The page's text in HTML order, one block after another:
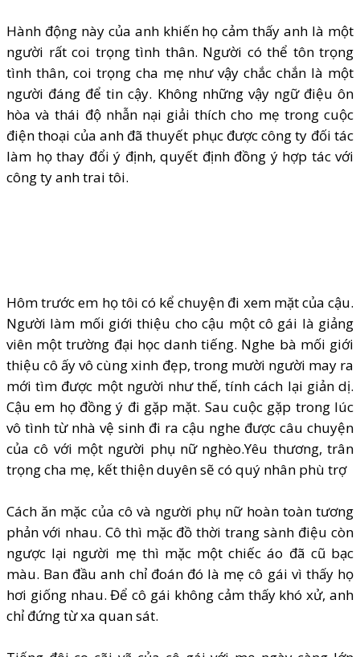
Hành động này của anh khiến họ cảm thấy anh là một
người rất coi trọng tình thân. Người có thể tôn trọng
tình thân, coi trọng cha mẹ như vậy chắc chắn là một
người đáng để tin cậy. Không những vậy ngữ điệu ôn
hòa và thái độ nhẫn nại giải thích cho mẹ trong cuộc
điện thoại của anh đã thuyết phục được công ty đối tác
làm họ thay đổi ý định, quyết định đồng ý hợp tác với
công ty anh trai tôi.
Hôm trước em họ tôi có kể chuyện đi xem mặt của cậu.
Người làm mối giới thiệu cho cậu một cô gái là giảng
viên một trường đại học danh tiếng. Nghe bà mối giới
thiệu cô ấy vô cùng xinh đẹp, trong mười người may ra
mới tìm được một người như thế, tính cách lại giản dị.
Cậu em họ đồng ý đi gặp mặt. Sau cuộc gặp trong lúc
vô tình từ nhà vệ sinh đi ra cậu nghe được câu chuyện
của cô với một người phụ nữ nghèo.Yêu thương, trân
trọng cha mẹ, kết thiện duyên sẽ có quý nhân phù trợ
Cách ăn mặc của cô và người phụ nữ hoàn toàn tương
phản với nhau. Cô thì mặc đồ thời trang sành điệu còn
ngược lại người mẹ thì mặc một chiếc áo đã cũ bạc
màu. Ban đầu anh chỉ đoán đó là mẹ cô gái vì thấy họ
hơi giống nhau. Để cô gái không cảm thấy khó xử, anh
chỉ đứng từ xa quan sát.